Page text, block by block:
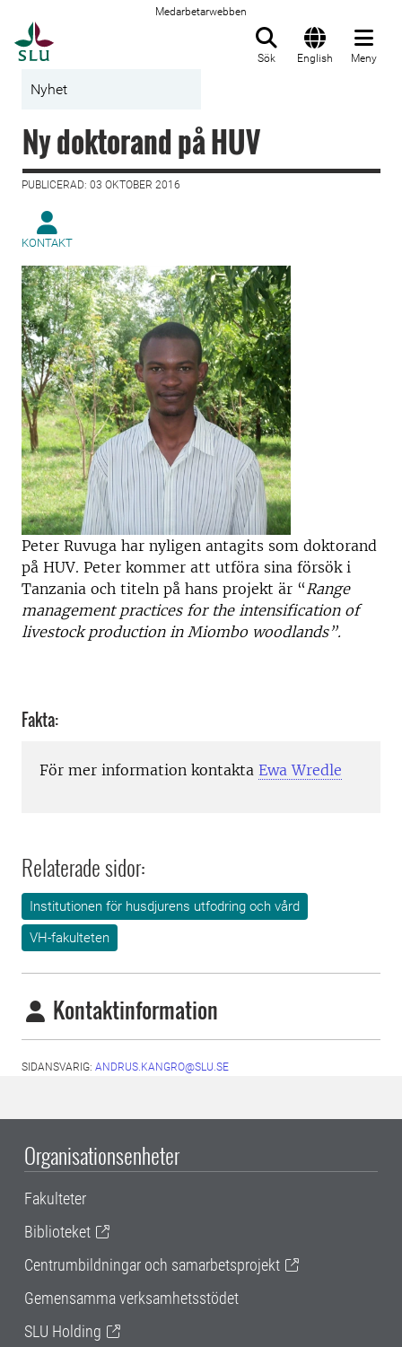
Medarbetarwebben
Sök English Meny
Nyhet
Ny doktorand på HUV
PUBLICERAD: 03 OKTOBER 2016
KONTAKT
Peter Ruvuga har nyligen antagits som doktorand
på HUV. Peter kommer att utföra sina försök i
Tanzania och titeln på hans projekt är “Range
management practices for the intensification of
livestock production in Miombo woodlands”.
Fakta:
För mer information kontakta Ewa Wredle
Relaterade sidor:
Institutionen för husdjurens utfodring och vård
VH-fakulteten
Kontaktinformation
SIDANSVARIG: ANDRUS.KANGRO@SLU.SE
Organisationsenheter
Fakulteter
Biblioteket
Centrumbildningar och samarbetsprojekt
Gemensamma verksamhetsstödet
SLU Holding